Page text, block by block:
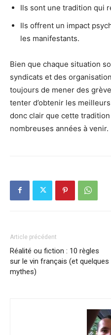
Ils sont une tradition qui
Ils offrent un impact
les manifestants.
Bien que chaque situation
syndicats et des
toujours de mener des
tenter d’obtenir les
donc clair que cette
nombreuses années à venir.
Article précédent
Réalité ou fiction : 10 règles
sur le vin français (et quelques
mythes)